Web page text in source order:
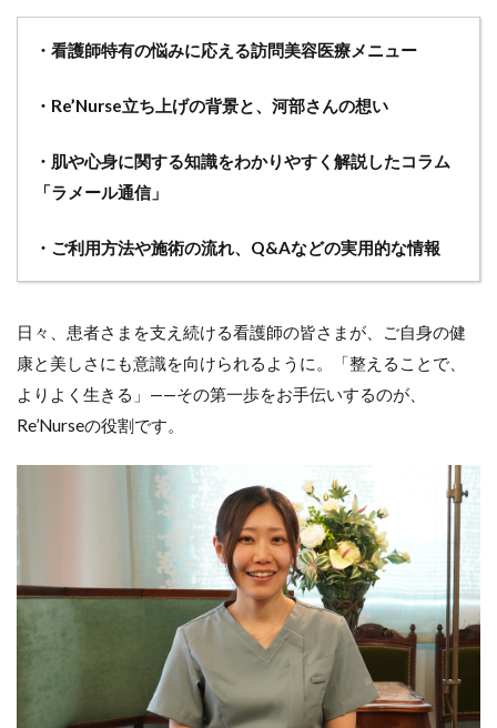
・看護師特有の悩みに応える訪問美容医療メニュー
・Re’Nurse立ち上げの背景と、河部さんの想い
・肌や心身に関する知識をわかりやすく解説したコラム
「ラメール通信」
・ご利用方法や施術の流れ、Q&Aなどの実用的な情報
日々、患者さまを支え続ける看護師の皆さまが、ご自身の健
康と美しさにも意識を向けられるように。「整えることで、
よりよく生きる」——その第一歩をお手伝いするのが、
Re’Nurseの役割です。